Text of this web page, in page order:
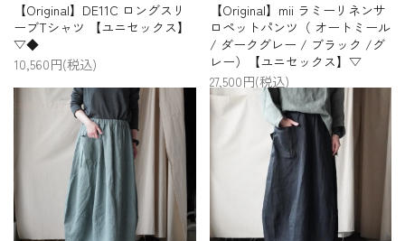
【Original】DE11C ロングスリ
ーブTシャツ 【ユニセックス】
▽◆
10,560円(税込)
【Original】mii ラミーリネンサ
ロペットパンツ（ オートミール
/ ダークグレー / ブラック /グ
レー）【ユニセックス】▽
27,500円(税込)